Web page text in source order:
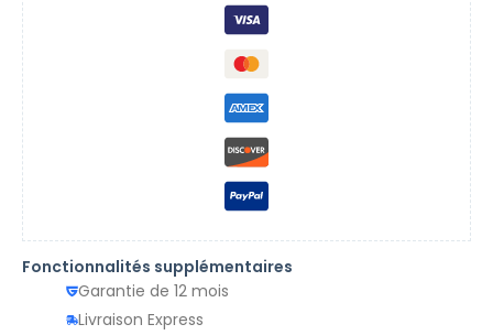
Fonctionnalités supplémentaires
Garantie de 12 mois
Livraison Express